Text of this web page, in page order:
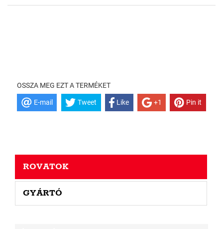
OSSZA MEG EZT A TERMÉKET
E-mail Tweet Like +1 Pin it
ROVATOK
GYÁRTÓ